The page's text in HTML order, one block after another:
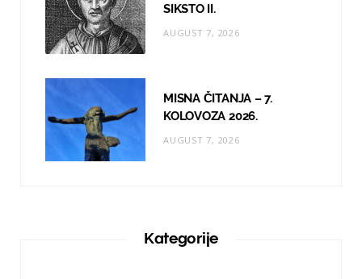
SIKSTO II.
AUGUST 7, 2026
MISNA ČITANJA – 7.
KOLOVOZA 2026.
AUGUST 7, 2026
Kategorije